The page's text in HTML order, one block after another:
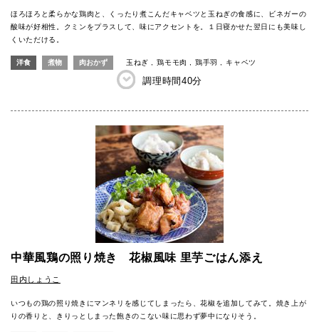
ほろほろと柔らかな鶏肉と、くったり煮こんだキャベツと玉ねぎの食感に、ビネガーの
酸味が好相性。クミンをプラスして、味にアクセントを。１日寝かせた翌日にも美味し
くいただける。
洋食 煮物 肉おかず 玉ねぎ 鶏モモ肉 鶏手羽 キャベツ
調理時間40分
中華風鶏の照り焼き 花椒風味 里芋ごはん添え
田内しょうこ
いつもの鶏の照り焼きにマンネリを感じてしまったら、花椒を追加してみて。焼き上が
りの香りと、きりっとしまった飽きのこない味に思わず夢中になりそう。